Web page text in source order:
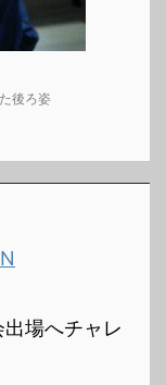
後ろ姿
出場へチャレ